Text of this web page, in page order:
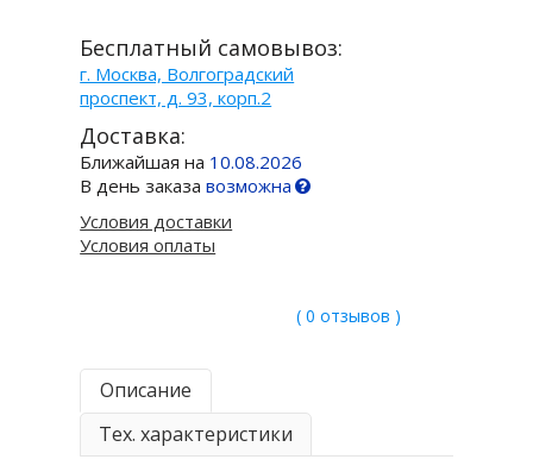
Бесплатный самовывоз:
г. Москва, Волгоградский
проспект, д. 93, корп.2
Доставка:
Ближайшая на 10.08.2026
В день заказавозможна
Условия доставки
Условия оплаты
( 0 отзывов )
Описание
Тех. характеристики